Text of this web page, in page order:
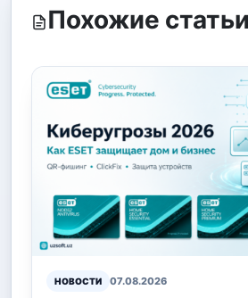
Похожие статьи
НОВОСТИ 07.08.2026